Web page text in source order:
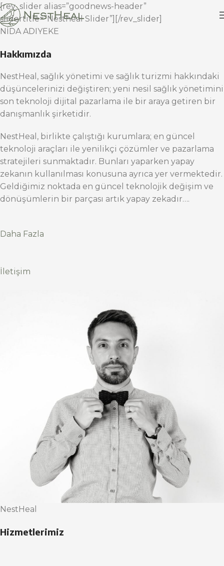
[rev_slider alias=”goodnews-header”
slidertitle=”Nestheal Slider”][/rev_slider]
NİDA ADIYEKE
Hakkımızda
NestHeal, sağlık yönetimi ve sağlık turizmi hakkındaki
düşüncelerinizi değiştiren; yeni nesil sağlık yönetimini
son teknoloji dijital pazarlama ile bir araya getiren bir
danışmanlık şirketidir.
NestHeal, birlikte çalıştığı kurumlara; en güncel
teknoloji araçları ile yenilikçi çözümler ve pazarlama
stratejileri sunmaktadır. Bunları yaparken yapay
zekanın kullanılması konusuna ayrıca yer vermektedir.
Geldiğimiz noktada en güncel teknolojik değişim ve
dönüşümlerin bir parçası artık yapay zekadır….
Daha Fazla
İletişim
NestHeal
Hizmetlerimiz